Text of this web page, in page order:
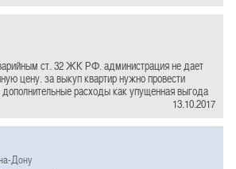
ст. 32 ЖК РФ. администрация не дает
цену. за выкуп квартир нужно провести
расходы как упущенная выгода
13.10.2017
Дону